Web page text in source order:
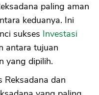
paling aman
keduanya. Ini
sukses Investasi
antara tujuan
yang dipilih.
Reksadana dan